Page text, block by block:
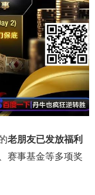
老朋友已发放福利
赛事基金等多项奖